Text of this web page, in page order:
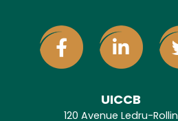
UICCB
120 Avenue Ledru-Rollin